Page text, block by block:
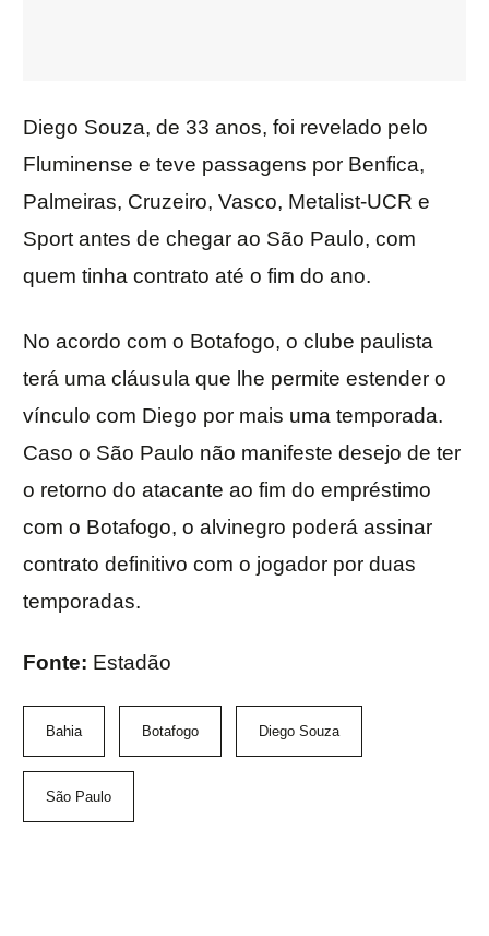
Diego Souza, de 33 anos, foi revelado pelo
Fluminense e teve passagens por Benfica,
Palmeiras, Cruzeiro, Vasco, Metalist-UCR e
Sport antes de chegar ao São Paulo, com
quem tinha contrato até o fim do ano.
No acordo com o Botafogo, o clube paulista
terá uma cláusula que lhe permite estender o
vínculo com Diego por mais uma temporada.
Caso o São Paulo não manifeste desejo de ter
o retorno do atacante ao fim do empréstimo
com o Botafogo, o alvinegro poderá assinar
contrato definitivo com o jogador por duas
temporadas.
Fonte: Estadão
Bahia Botafogo Diego Souza
São Paulo